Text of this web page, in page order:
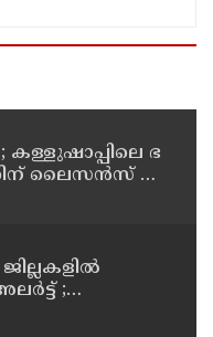
ക​ള്ളു​ഷാ​പ്പി​ലെ ഭ​
ലൈ​സ​ൻ​സ് നി​
;